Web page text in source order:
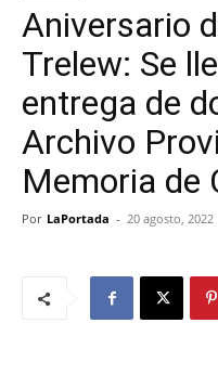
Aniversario
Trelew: Se
entrega de
Archivo
Memoria
Por LaPortada - 20 agosto, 2022